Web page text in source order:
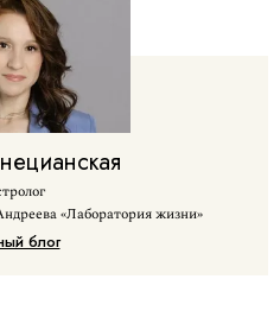
«Лаборатория жизни»
блог